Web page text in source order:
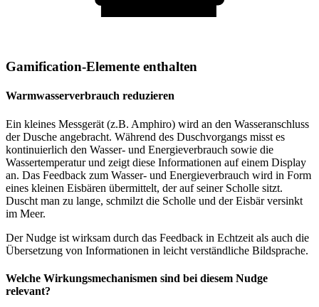
Gamification-Elemente enthalten
Warmwasserverbrauch reduzieren
Ein kleines Messgerät (z.B. Amphiro) wird an den Wasseranschluss
der Dusche angebracht. Während des Duschvorgangs misst es
kontinuierlich den Wasser- und Energieverbrauch sowie die
Wassertemperatur und zeigt diese Informationen auf einem Display
an. Das Feedback zum Wasser- und Energieverbrauch wird in Form
eines kleinen Eisbären übermittelt, der auf seiner Scholle sitzt.
Duscht man zu lange, schmilzt die Scholle und der Eisbär versinkt
im Meer.
Der Nudge ist wirksam durch das Feedback in Echtzeit als auch die
Übersetzung von Informationen in leicht verständliche Bildsprache.
Welche Wirkungsmechanismen sind bei diesem Nudge
relevant?